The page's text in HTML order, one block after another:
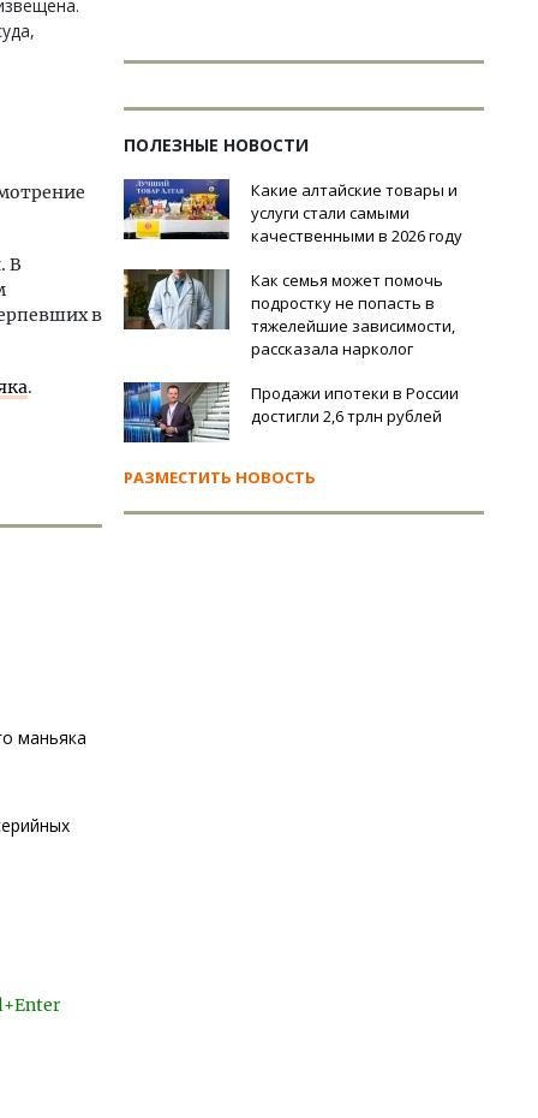
В
в
.
маньяка
ПОЛЕЗНЫЕ НОВОСТИ
Какие алтайские товары и
услуги стали самыми
качественными в 2026 году
Как семья может помочь
подростку не попасть в
тяжелейшие зависимости,
рассказала нарколог
Продажи ипотеки в России
достигли 2,6 трлн рублей
РАЗМЕСТИТЬ НОВОСТЬ